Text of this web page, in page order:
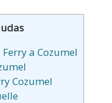
a Cozumel
Cozumel